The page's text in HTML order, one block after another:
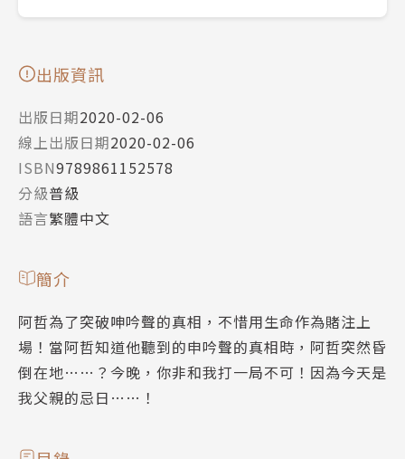
出版資訊
出版日期2020-02-06
線上出版日期2020-02-06
ISBN9789861152578
分級普級
語言繁體中文
簡介
阿哲為了突破呻吟聲的真相，不惜用生命作為賭注上
場！當阿哲知道他聽到的申吟聲的真相時，阿哲突然昏
倒在地……？今晚，你非和我打一局不可！因為今天是
我父親的忌日……！